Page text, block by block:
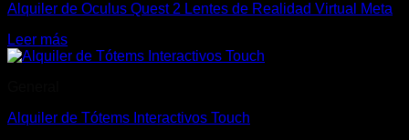
Alquiler de Oculus Quest 2 Lentes de Realidad Virtual Meta
Leer más
Alquiler de Tótems Interactivos Touch